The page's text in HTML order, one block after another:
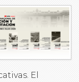
El